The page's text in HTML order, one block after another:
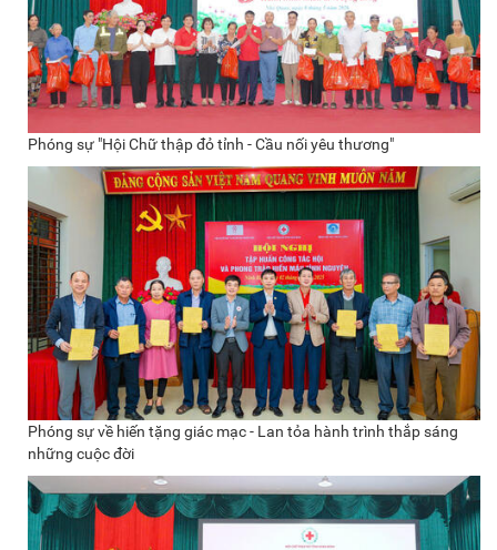
Phóng sự "Hội Chữ thập đỏ tỉnh - Cầu nối yêu thương"
Phóng sự về hiến tặng giác mạc - Lan tỏa hành trình thắp sáng
những cuộc đời